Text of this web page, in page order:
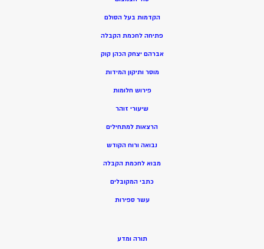
הקדמות בעל הסולם
פתיחה לחכמת הקבלה
אברהם יצחק הכהן קוק
מוסר ותיקון המידות
פירוש חלומות
שיעורי זוהר
הרצאות למתחילים
נבואה ורוח הקודש
מבוא לחכמת הקבלה
כתבי המקובלים
עשר ספירות
תורה ומדע